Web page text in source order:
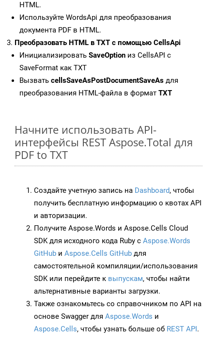
HTML.
Используйте WordsApi для преобразования
документа PDF в HTML.
Преобразовать HTML в TXT с помощью CellsApi
Инициализировать SaveOption из CellsAPI с
SaveFormat как TXT
Вызвать cellsSaveAsPostDocumentSaveAs для
преобразования HTML-файла в формат TXT
Начните использовать API-
интерфейсы REST Aspose.Total для
PDF to TXT
Создайте учетную запись на Dashboard, чтобы
получить бесплатную информацию о квотах API
и авторизации.
Получите Aspose.Words и Aspose.Cells Cloud
SDK для исходного кода Ruby с Aspose.Words
GitHub и Aspose.Cells GitHub для
самостоятельной компиляции/использования
SDK или перейдите к выпускам, чтобы найти
альтернативные варианты загрузки.
Также ознакомьтесь со справочником по API на
основе Swagger для Aspose.Words и
Aspose.Cells, чтобы узнать больше об REST API.